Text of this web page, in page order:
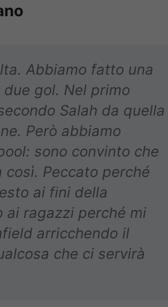
Abbiamo fatto una
gol. Nel primo
Salah da quella
Però abbiamo
sono convinto che
Peccato perché
ai fini della
ragazzi perché mi
arricchendo il
che ci servirà